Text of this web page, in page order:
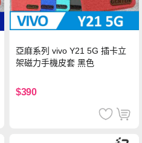
亞麻系列 vivo Y21 5G 插卡立
架磁力手機皮套 黑色
$390